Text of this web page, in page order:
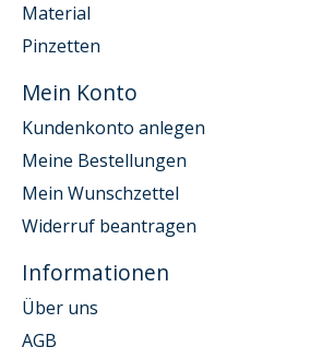
Material
Pinzetten
Mein Konto
Kundenkonto anlegen
Meine Bestellungen
Mein Wunschzettel
Widerruf beantragen
Informationen
Über uns
AGB